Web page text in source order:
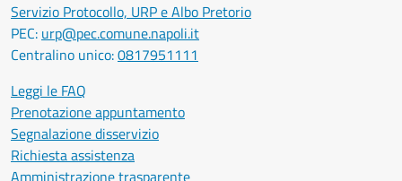
Servizio Protocollo, URP e Albo Pretorio
PEC: urp@pec.comune.napoli.it
Centralino unico:0817951111
Leggi le FAQ
Prenotazione appuntamento
Segnalazione disservizio
Richiesta assistenza